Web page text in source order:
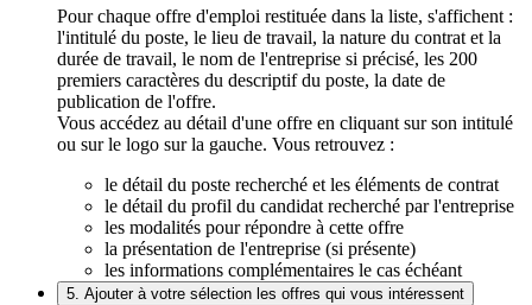
Pour chaque offre d'emploi restituée dans la liste, s'affichent :
l'intitulé du poste, le lieu de travail, la nature du contrat et la
durée de travail, le nom de l'entreprise si précisé, les 200
premiers caractères du descriptif du poste, la date de
publication de l'offre.
Vous accédez au détail d'une offre en cliquant sur son intitulé
ou sur le logo sur la gauche. Vous retrouvez :
le détail du poste recherché et les éléments de contrat
le détail du profil du candidat recherché par l'entreprise
les modalités pour répondre à cette offre
la présentation de l'entreprise (si présente)
les informations complémentaires le cas échéant
5. Ajouter à votre sélection les offres qui vous intéressent